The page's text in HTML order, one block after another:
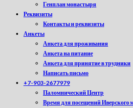
Генплан монастыря
Реквизиты
Контакты и реквизиты
Анкеты
Анкета для проживания
Анкета на питание
Анкета для принятие в трудники
Написать письмо
+7-903-2677979
Паломнический Центр
Время для посещений Иверского